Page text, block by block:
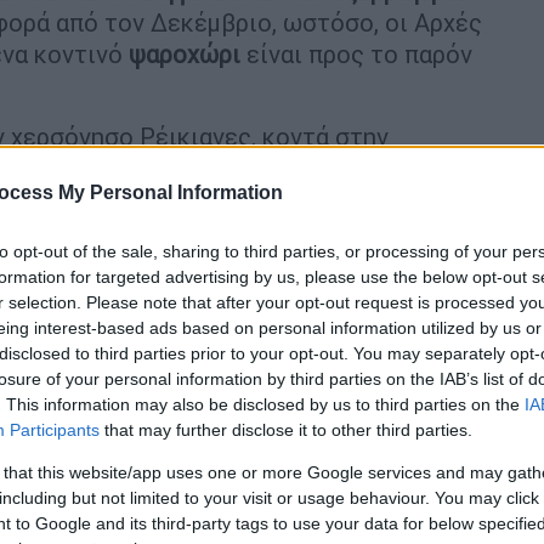
My Personal Information
opt-out of the sale, sharing to third parties, or processing of your
for targeted advertising by us, please use the below opt-out
selection. Please note that after your opt-out request is processed
interest-based ads based on personal information utilized by us
to third parties prior to your opt-out. You may separately
of your personal information by third parties on the IAB’s list of
This information may also be disclosed by us to third parties on the
Participants that may further disclose it to other third parties.
that this website/app uses one or more Google services and may
but not limited to your visit or usage behaviour. You may
to Google and its third-party tags to use your data for below
από τον Δεκέμβριο, ωστόσο, οι Αρχές
κοντινό ψαροχώρι είναι προς το παρόν
χερσόνησο Ρέικιανες, κοντά στην
επανεκλογή του: Τα μηνύματα
με επιτυχία τη λάβα από